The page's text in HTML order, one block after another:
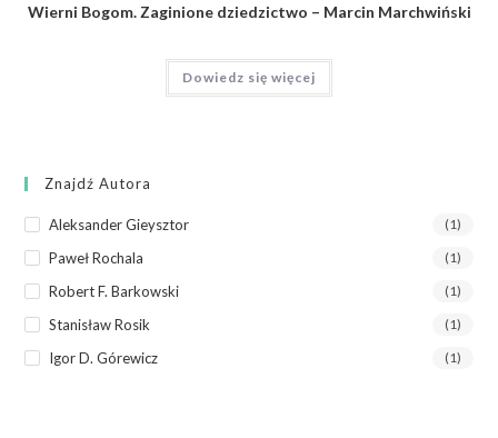
Wierni Bogom. Zaginione dziedzictwo – Marcin Marchwiński
Dowiedz się więcej
Znajdź Autora
Aleksander Gieysztor (1)
Paweł Rochala (1)
Robert F. Barkowski (1)
Stanisław Rosik (1)
Igor D. Górewicz (1)